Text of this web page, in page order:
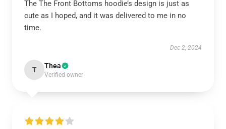
The The Front Bottoms hoodie’s design is just as
cute as I hoped, and it was delivered to me in no
time.
Dec 2, 2024
T Thea
Verified owner